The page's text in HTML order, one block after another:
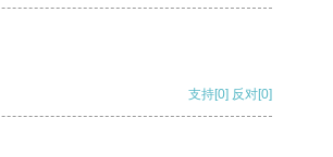
支持[0] 反对[0]